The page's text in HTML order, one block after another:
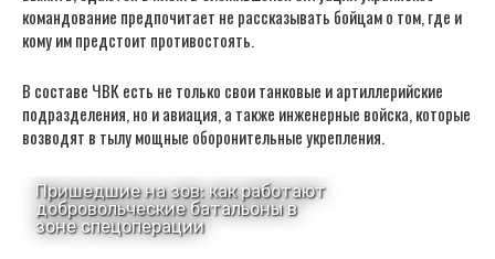
командование предпочитает не рассказывать бойцам о том, где и
кому им предстоит противостоять.
В составе ЧВК есть не только свои танковые и артиллерийские
подразделения, но и авиация, а также инженерные войска, которые
возводят в тылу мощные оборонительные укрепления.